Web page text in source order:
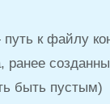
к файлу
ранее
быть пустым)